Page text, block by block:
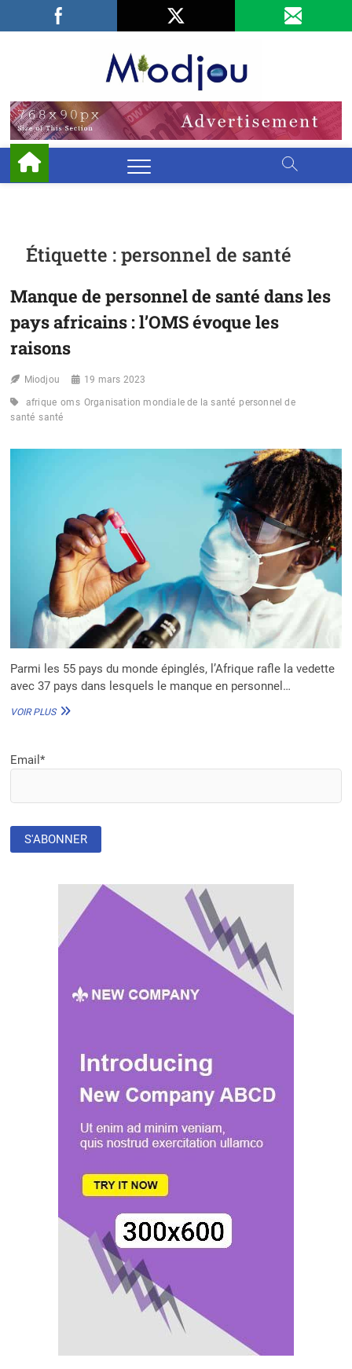
Facebook
LinkedIn
Étiquette :personnel de santé
Manque de personnel de santé dans les
pays africains : l’OMS évoque les
raisons
Miodjou 19 mars 2023
afrique oms Organisation mondiale de la santé personnel de
santé santé
Parmi les 55 pays du monde épinglés, l’Afrique rafle la vedette
avec 37 pays dans lesquels le manque en personnel…
VOIR PLUSMANQUE
:
RAISONS
Email*